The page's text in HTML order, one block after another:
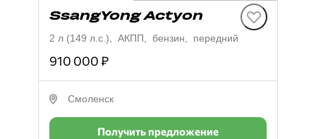
SsangYong Actyon
2 л (149 л.с.), АКПП, бензин, передний
910 000 ₽
Смоленск
Получить предложение